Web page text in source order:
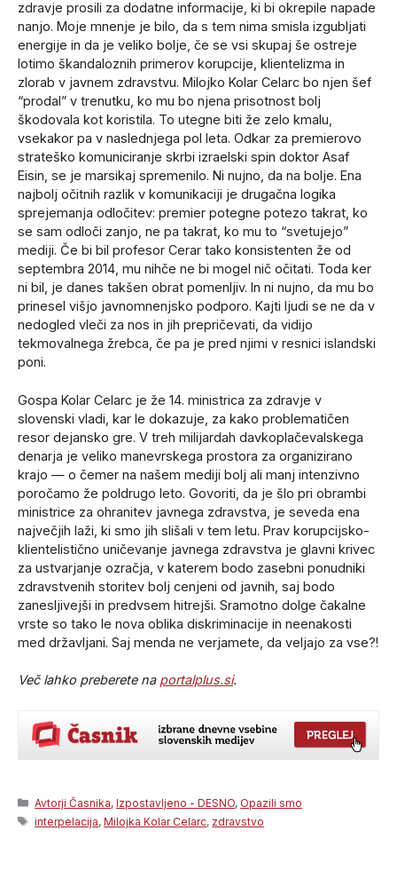
zdravje prosili za dodatne informacije, ki bi okrepile napade
nanjo. Moje mnenje je bilo, da s tem nima smisla izgubljati
energije in da je veliko bolje, če se vsi skupaj še ostreje
lotimo škandaloznih primerov korupcije, klientelizma in
zlorab v javnem zdravstvu. Milojko Kolar Celarc bo njen šef
“prodal” v trenutku, ko mu bo njena prisotnost bolj
škodovala kot koristila. To utegne biti že zelo kmalu,
vsekakor pa v naslednjega pol leta. Odkar za premierovo
strateško komuniciranje skrbi izraelski spin doktor Asaf
Eisin, se je marsikaj spremenilo. Ni nujno, da na bolje. Ena
najbolj očitnih razlik v komunikaciji je drugačna logika
sprejemanja odločitev: premier potegne potezo takrat, ko
se sam odloči zanjo, ne pa takrat, ko mu to “svetujejo”
mediji. Če bi bil profesor Cerar tako konsistenten že od
septembra 2014, mu nihče ne bi mogel nič očitati. Toda ker
ni bil, je danes takšen obrat pomenljiv. In ni nujno, da mu bo
prinesel višjo javnomnenjsko podporo. Kajti ljudi se ne da v
nedogled vleči za nos in jih prepričevati, da vidijo
tekmovalnega žrebca, če pa je pred njimi v resnici islandski
poni.
Gospa Kolar Celarc je že 14. ministrica za zdravje v
slovenski vladi, kar le dokazuje, za kako problematičen
resor dejansko gre. V treh milijardah davkoplačevalskega
denarja je veliko manevrskega prostora za organizirano
krajo — o čemer na našem mediji bolj ali manj intenzivno
poročamo že poldrugo leto. Govoriti, da je šlo pri obrambi
ministrice za ohranitev javnega zdravstva, je seveda ena
največjih laži, ki smo jih slišali v tem letu. Prav korupcijsko-
klientelistično uničevanje javnega zdravstva je glavni krivec
za ustvarjanje ozračja, v katerem bodo zasebni ponudniki
zdravstvenih storitev bolj cenjeni od javnih, saj bodo
zanesljivejši in predvsem hitrejši. Sramotno dolge čakalne
vrste so tako le nova oblika diskriminacije in neenakosti
med državljani. Saj menda ne verjamete, da veljajo za vse?!
Več lahko preberete na portalplus.si.
Categories
Avtorji Časnika,Izpostavljeno - DESNO, Opazili smo
Tags
interpelacija,Milojka Kolar Celarc, zdravstvo